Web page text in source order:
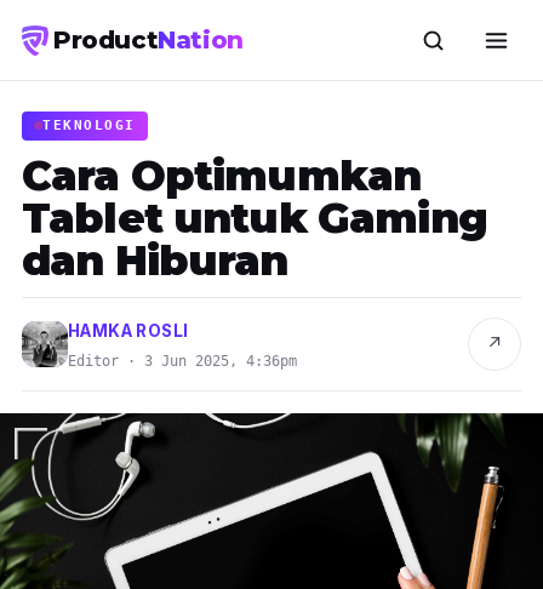
ProductNation
TEKNOLOGI
Cara Optimumkan
Tablet untuk Gaming
dan Hiburan
HAMKA ROSLI
Editor · 3 Jun 2025, 4:36pm
↗